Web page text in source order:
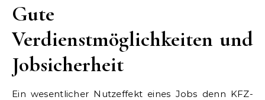
Gute
Verdienstmöglichkeiten und
Jobsicherheit
Ein wesentlicher Nutzeffekt eines Jobs denn KFZ-